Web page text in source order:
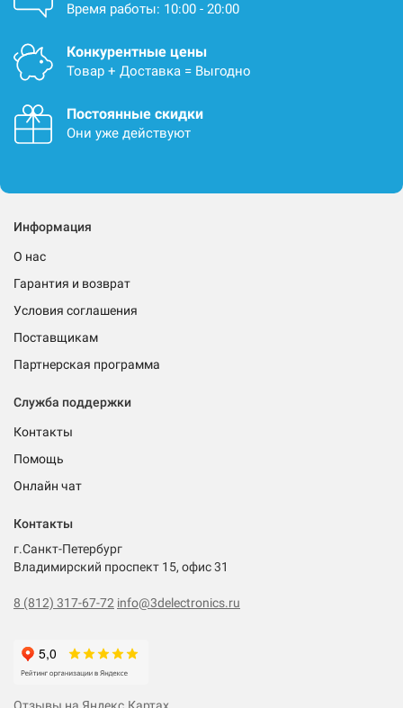
Время работы: 10:00 - 20:00
Конкурентные цены
Товар + Доставка = Выгодно
Постоянные скидки
Они уже действуют
Информация
О нас
Гарантия и возврат
Условия соглашения
Поставщикам
Партнерская программа
Служба поддержки
Контакты
Помощь
Онлайн чат
Контакты
г.Санкт-Петербург
Владимирский проспект 15, офис 31
8 (812) 317-67-72 info@3delectronics.ru